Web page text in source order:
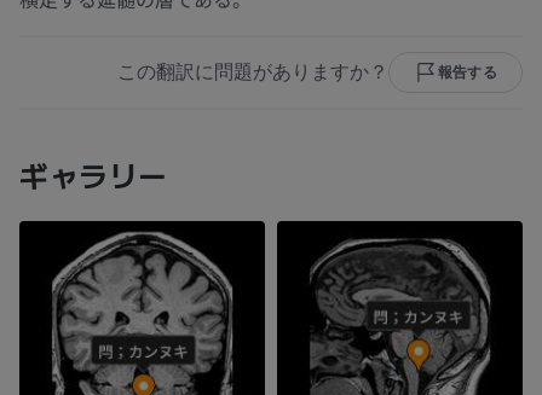
この翻訳に問題がありますか？ 報告する
ギャラリー